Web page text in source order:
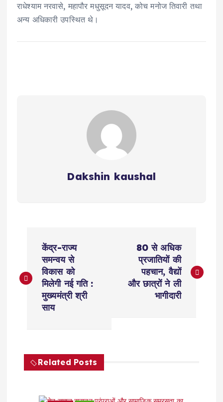
राधेश्याम नरवासे, महापौर मधुसूदन यादव, कोच मनोज तिवारी तथा
अन्य अधिकारी उपस्थित थे।
Dakshin kaushal
s
a
केंद्र-राज्य
समन्वय से
विकास को
मिलेगी नई गति :
मुख्यमंत्री श्री
साय
80 से अधिक
प्रजातियों की
पहचान, वैद्यों
और छात्रों ने ली
भागीदारी
Related Posts